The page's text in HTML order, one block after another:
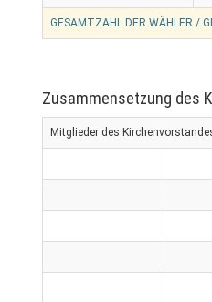
GESAMTZAHL DER WÄHLER /
Zusammensetzung des
Mitglieder des